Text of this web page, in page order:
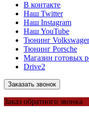
В контакте
Наш Twitter
Наш Instagram
Наш YouTube
Тюнинг
Тюнинг Porsche
Магазин готовых
Drive2
Заказать звонок
Заказ обратного звонка